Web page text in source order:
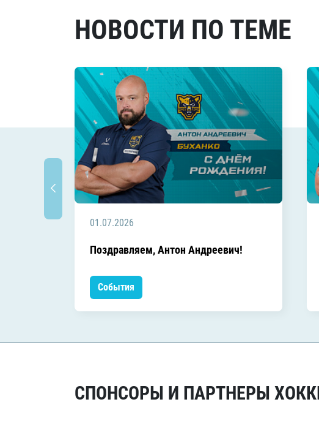
НОВОСТИ ПО ТЕМЕ
01.07.2026
Поздравляем, Антон Андреевич!
События
СПОНСОРЫ И ПАРТНЕРЫ